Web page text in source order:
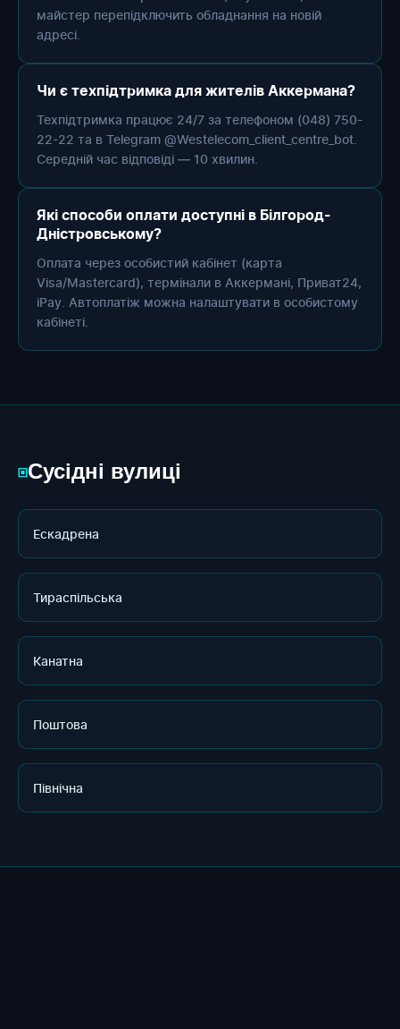
майстер перепідключить обладнання на новій
адресі.
Чи є техпідтримка для жителів Аккермана?
Техпідтримка працює 24/7 за телефоном (048) 750-
22-22 та в Telegram @Westelecom_client_centre_bot.
Середній час відповіді — 10 хвилин.
Які способи оплати доступні в Білгород-
Дністровському?
Оплата через особистий кабінет (карта
Visa/Mastercard), термінали в Аккермані, Приват24,
iPay. Автоплатіж можна налаштувати в особистому
кабінеті.
▣Сусідні вулиці
Ескадрена
Тираспільська
Канатна
Поштова
Північна